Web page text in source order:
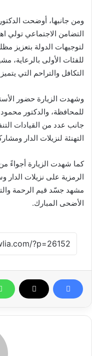
ومن جانبها، أوضحت
التضامن الاجتماعي تولي
لتوجيهات الدولة بتعزيز
للفئات الأولى بالرعاية،
التكافل والتراحم التي
وشهدت الزيارة حضور
للمحافظة، والدكتور
جانب عدد من القيادات
التهنئة لنزيلات الدار
كما شهدت الزيارة أجواءً من
الرمزية على نزيلات
مشهد جسّد قيم الرحمة
الأضحى المبارك.